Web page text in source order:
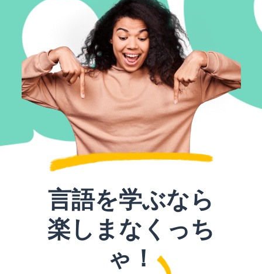
言語を学ぶなら
楽しまなくっち
ゃ！